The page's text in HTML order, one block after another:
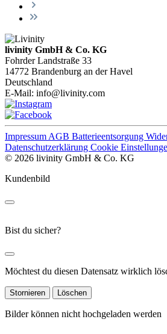
livinity GmbH & Co. KG
Fohrder Landstraße 33
14772 Brandenburg an der Havel
Deutschland
E-Mail: info@livinity.com
Impressum AGB Batterieentsorgung
Datenschutzerklärung Cookie
© 2026 livinity GmbH & Co. KG
Kundenbild
Bist du sicher?
Möchtest du diesen Datensatz wirklich
Stornieren Löschen
Bilder können nicht hochgeladen werden